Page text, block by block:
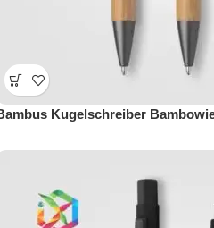
Kugelschreiber